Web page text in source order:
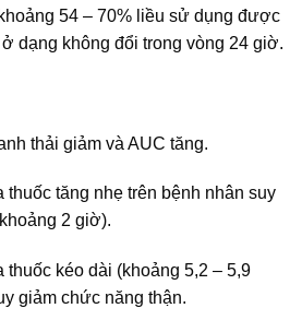
54 – 70% liều sử dụng được
dạng không đổi trong vòng 24 giờ.
thải giảm và AUC tăng.
tăng nhẹ trên bệnh nhân suy
2 giờ).
kéo dài (khoảng 5,2 – 5,9
giảm chức năng thận.